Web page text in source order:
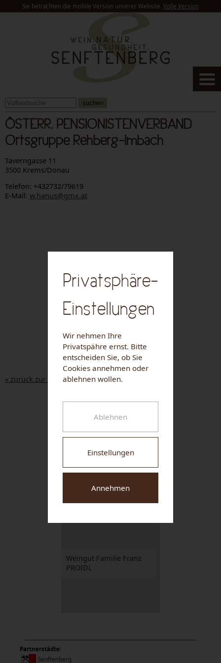
Sie betrachten die mobile Version unserer Website. Volle Version
suchen
ÖSTERR. PENSIONISTENVERBAND
Ortsgruppe Rehberg-Imbach
Taverngasse 11
3500 Krems/Donau
Telefon: +432732/79619
E-Mail: w.hanus@gmx.at
« zurück zur Liste
M&M GRAFINGER
Weingut Familie Franz
PROIDL
Partnerstädte:
Senftenberg
Privatsphäre-
Einstellungen
Wir nehmen Ihre
Privatspähre ernst. Bitte
entscheiden Sie, ob Sie
Cookies annehmen oder
ablehnen wollen.
Ablehnen
Einstellungen
Annehmen